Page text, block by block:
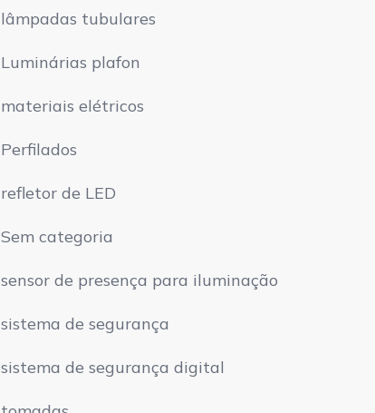
lâmpadas tubulares
Luminárias plafon
materiais elétricos
Perfilados
refletor de LED
Sem categoria
sensor de presença para iluminação
sistema de segurança
sistema de segurança digital